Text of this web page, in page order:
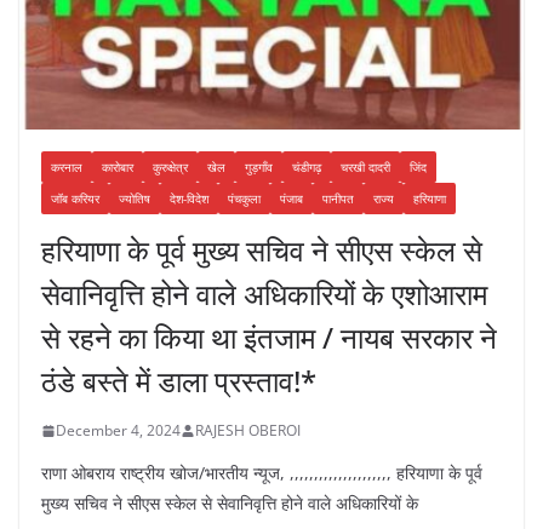
करनाल कारोबार कुरुक्षेत्र खेल गुड़गाँव चंडीगढ़ चरखी दादरी
जिंद
जॉब करियर
ज्योतिष देश-विदेश पंचकुला पंजाब पानीपत राज्य हरियाणा
हरियाणा के पूर्व मुख्य सचिव ने सीएस स्केल से
सेवानिवृत्ति होने वाले अधिकारियों के एशोआराम
से रहने का किया था इंतजाम / नायब सरकार ने
ठंडे बस्ते में डाला प्रस्ताव!*
December 4, 2024 RAJESH OBEROI
राणा ओबराय राष्ट्रीय खोज/भारतीय न्यूज, ,,,,,,,,,,,,,,,,,,,,, हरियाणा के पूर्व
मुख्य सचिव ने सीएस स्केल से सेवानिवृत्ति होने वाले अधिकारियों के